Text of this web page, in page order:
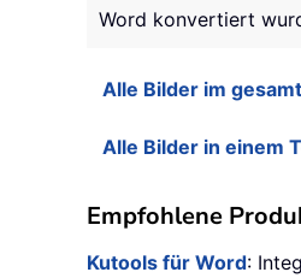
Word konvertiert
Alle Bilder im
Alle Bilder in einem
Empfohlene
Kutools für Word: